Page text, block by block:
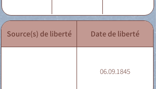
Source(s) de liberté Date de liberté
06.09.1845